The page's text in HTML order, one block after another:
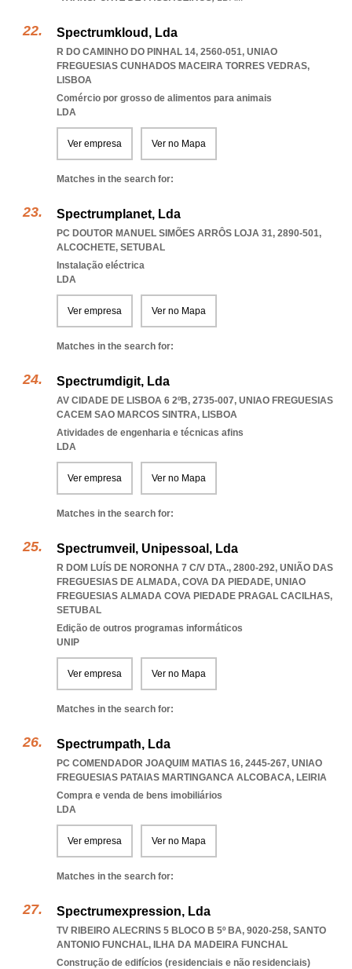
Spectrumkloud, Lda
R DO CAMINHO DO PINHAL 14, 2560-051, UNIAO
FREGUESIAS CUNHADOS MACEIRA TORRES VEDRAS,
LISBOA
Comércio por grosso de alimentos para animais
LDA
Ver empresa Ver no Mapa
Matches in the search for:
Spectrumplanet, Lda
PC DOUTOR MANUEL SIMÕES ARRÔS LOJA 31, 2890-501,
ALCOCHETE, SETUBAL
Instalação eléctrica
LDA
Ver empresa Ver no Mapa
Matches in the search for:
Spectrumdigit, Lda
AV CIDADE DE LISBOA 6 2ºB, 2735-007, UNIAO FREGUESIAS
CACEM SAO MARCOS SINTRA, LISBOA
Atividades de engenharia e técnicas afins
LDA
Ver empresa Ver no Mapa
Matches in the search for:
Spectrumveil, Unipessoal, Lda
R DOM LUÍS DE NORONHA 7 C/V DTA., 2800-292, UNIÃO DAS
FREGUESIAS DE ALMADA, COVA DA PIEDADE, UNIAO
FREGUESIAS ALMADA COVA PIEDADE PRAGAL CACILHAS,
SETUBAL
Edição de outros programas informáticos
UNIP
Ver empresa Ver no Mapa
Matches in the search for:
Spectrumpath, Lda
PC COMENDADOR JOAQUIM MATIAS 16, 2445-267, UNIAO
FREGUESIAS PATAIAS MARTINGANCA ALCOBACA, LEIRIA
Compra e venda de bens imobiliários
LDA
Ver empresa Ver no Mapa
Matches in the search for:
Spectrumexpression, Lda
TV RIBEIRO ALECRINS 5 BLOCO B 5º BA, 9020-258, SANTO
ANTONIO FUNCHAL, ILHA DA MADEIRA FUNCHAL
Construção de edifícios (residenciais e não residenciais)